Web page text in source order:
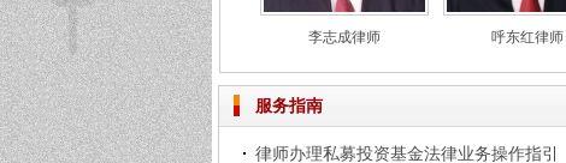
李志成律师 呼东红律师
服务指南